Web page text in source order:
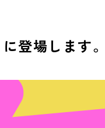
登場します。